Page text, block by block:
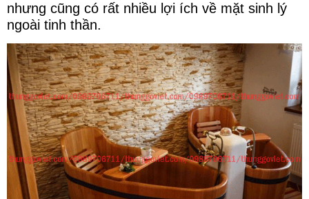
nhưng cũng có rất nhiều lợi ích về mặt sinh lý
ngoài tinh thần.